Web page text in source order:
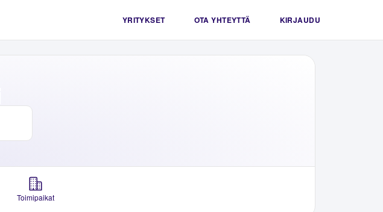
YRITYKSET OTA YHTEYTTÄ KIRJAUDU
Toimipaikat